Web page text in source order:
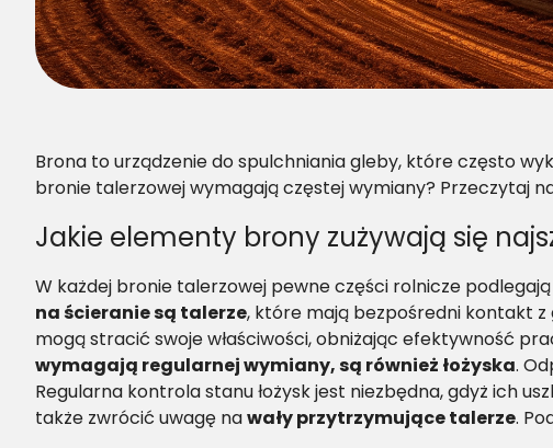
Brona to urządzenie do spulchniania gleby, które często
bronie talerzowej wymagają częstej wymiany? Przeczytaj
Jakie elementy brony zużywają się
W każdej bronie talerzowej pewne części rolnicze
na ścieranie są talerze, które mają bezpośredni kontakt z
mogą stracić swoje właściwości, obniżając efektywność
wymagają regularnej wymiany, są również łożyska.
Regularna kontrola stanu łożysk jest niezbędna, gdyż ich
także zwrócić uwagę nawały przytrzymujące talerze.